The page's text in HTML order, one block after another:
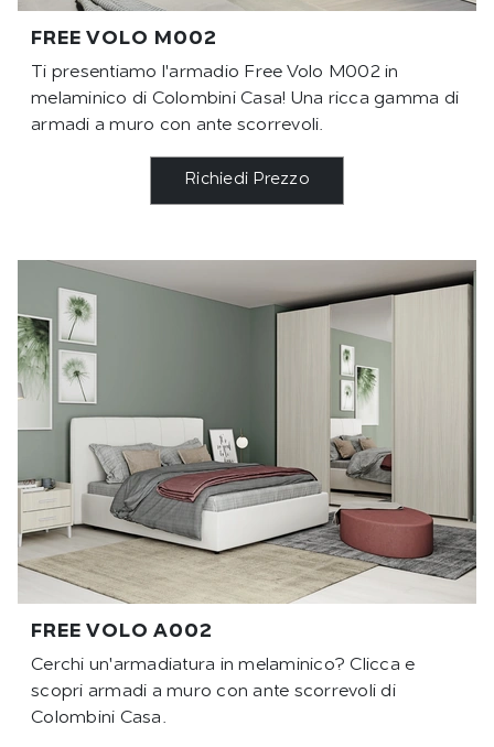
FREE VOLO M002
Ti presentiamo l'armadio Free Volo M002 in
melaminico di Colombini Casa! Una ricca gamma di
armadi a muro con ante scorrevoli.
Richiedi Prezzo
FREE VOLO A002
Cerchi un'armadiatura in melaminico? Clicca e
scopri armadi a muro con ante scorrevoli di
Colombini Casa.